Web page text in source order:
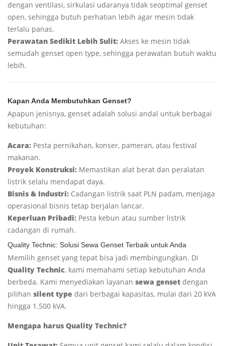
dengan ventilasi, sirkulasi udaranya tidak seoptimal genset
open, sehingga butuh perhatian lebih agar mesin tidak
terlalu panas.
Perawatan Sedikit Lebih Sulit: Akses ke mesin tidak
semudah genset open type, sehingga perawatan butuh waktu
lebih.
Kapan Anda Membutuhkan Genset?
Apapun jenisnya, genset adalah solusi andal untuk berbagai
kebutuhan:
Acara: Pesta pernikahan, konser, pameran, atau festival
makanan.
Proyek Konstruksi: Memastikan alat berat dan peralatan
listrik selalu mendapat daya.
Bisnis & Industri: Cadangan listrik saat PLN padam, menjaga
operasional bisnis tetap berjalan lancar.
Keperluan Pribadi: Pesta kebun atau sumber listrik
cadangan di rumah.
Quality Technic: Solusi Sewa Genset Terbaik untuk Anda
Memilih genset yang tepat bisa jadi membingungkan. Di
Quality Technic, kami memahami setiap kebutuhan Anda
berbeda. Kami menyediakan layanan sewa genset dengan
pilihan silent type dari berbagai kapasitas, mulai dari 20 kVA
hingga 1.500 kVA.
Mengapa harus Quality Technic?